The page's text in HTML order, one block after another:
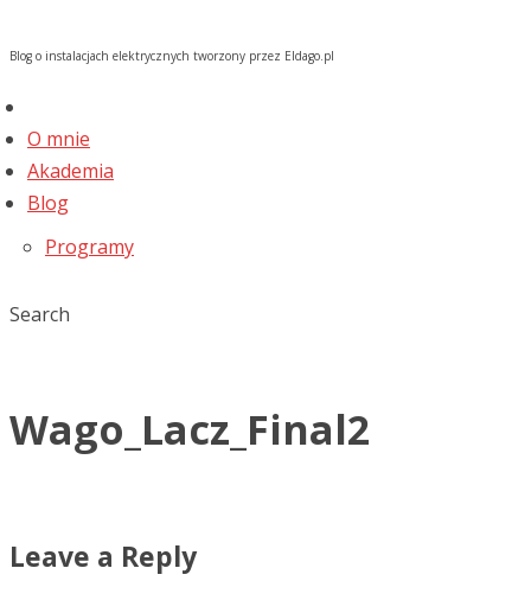
Blog o instalacjach elektrycznych tworzony przez Eldago.pl
O mnie
Akademia
Blog
Programy
Search
Wago_Lacz_Final2
Leave a Reply